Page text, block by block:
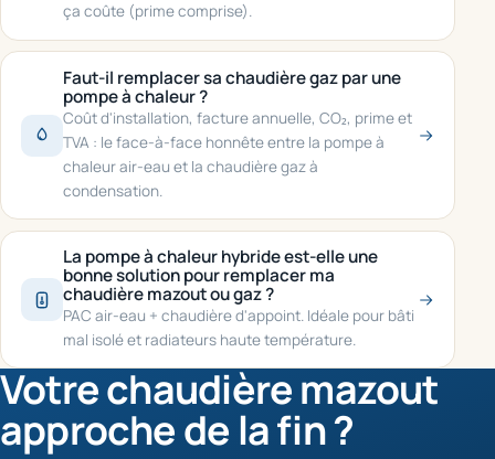
ça coûte (prime comprise).
Faut-il remplacer sa chaudière gaz par une
pompe à chaleur ?
Coût d'installation, facture annuelle, CO₂, prime et
TVA : le face-à-face honnête entre la pompe à
chaleur air-eau et la chaudière gaz à
condensation.
La pompe à chaleur hybride est-elle une
bonne solution pour remplacer ma
chaudière mazout ou gaz ?
PAC air-eau + chaudière d'appoint. Idéale pour bâti
mal isolé et radiateurs haute température.
Votre chaudière mazout
approche de la fin ?